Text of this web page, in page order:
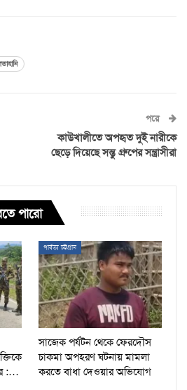
পরে
কাউখালীতে অপহৃত দুই নারীকে
ছেড়ে দিয়েছে সন্তু গ্রুপের সন্ত্রাসীরা
পারো
:…
পার্বত্য চট্টগ্রাম
সাজেক পর্যটন থেকে ফেরদৌস
চাকমা অপহরণ ঘটনায় মামলা
করতে বাধা দেওয়ার অভিযোগ